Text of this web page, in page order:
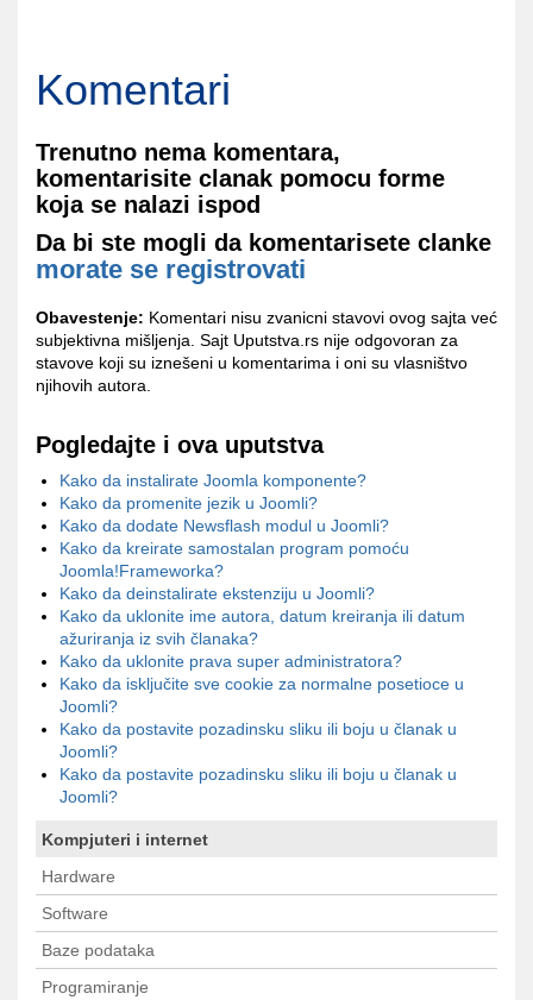
Komentari
Trenutno nema komentara,
komentarisite clanak pomocu forme
koja se nalazi ispod
Da bi ste mogli da komentarisete clanke
morate se registrovati
Obavestenje: Komentari nisu zvanicni stavovi ovog sajta već
subjektivna mišljenja. Sajt Uputstva.rs nije odgovoran za
stavove koji su iznešeni u komentarima i oni su vlasništvo
njihovih autora.
Pogledajte i ova uputstva
Kako da instalirate Joomla komponente?
Kako da promenite jezik u Joomli?
Kako da dodate Newsflash modul u Joomli?
Kako da kreirate samostalan program pomoću
Joomla!Frameworka?
Kako da deinstalirate ekstenziju u Joomli?
Kako da uklonite ime autora, datum kreiranja ili datum
ažuriranja iz svih članaka?
Kako da uklonite prava super administratora?
Kako da isključite sve cookie za normalne posetioce u
Joomli?
Kako da postavite pozadinsku sliku ili boju u članak u
Joomli?
Kako da postavite pozadinsku sliku ili boju u članak u
Joomli?
Kompjuteri i internet
Hardware
Software
Baze podataka
Programiranje